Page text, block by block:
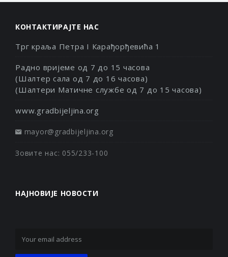
КОНТАКТИРАЈТЕ НАС
Трг краља Петра I Карађорђевића 1
Радно вријеме од 7 до 15 часова
(Шалтер сала од 7 до 16 часова)
(Шалтери Матичне службе од 7 до 15 часова)
www.gradbijeljina.org
mayor@gradbijeljina.org
Зовите нас: 055/233-100
НАЈНОВИЈЕ НОВОСТИ